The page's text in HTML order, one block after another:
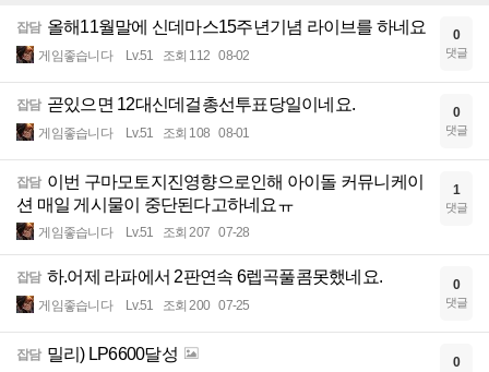
잡담 올해11월말에 신데마스15주년기념 라이브를 하네요
게임좋습니다 Lv.51 조회 112 08-02
0
댓글
잡담 곧있으면 12대신데걸총선투표당일이네요.
게임좋습니다 Lv.51 조회 108 08-01
0
댓글
잡담 이번 구마모토지진영향으로인해 아이돌 커뮤니케이
션 매일 게시물이 중단된다고하네요ㅠ
게임좋습니다 Lv.51 조회 207 07-28
1
댓글
잡담 하.어제 라파에서 2판연속 6렙곡풀콤못했네요.
게임좋습니다 Lv.51 조회 200 07-25
0
댓글
잡담 밀리) LP6600달성 0